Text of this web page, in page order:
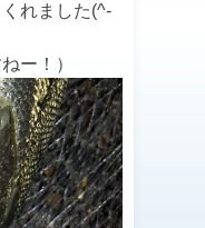
れました(^-
ー！）